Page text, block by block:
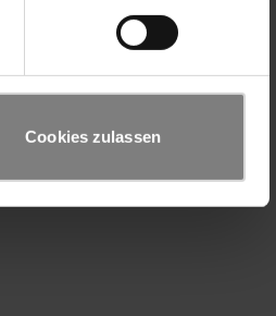
Cookies zulassen